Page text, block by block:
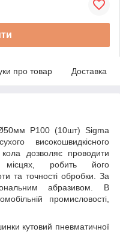
про товар Доставка
P100 (10шт) Sigma
високошвидкісного
дозволяє проводити
робить його
та точності обробки. За
абразивом. В
промисловості,
кутовий пневматичної